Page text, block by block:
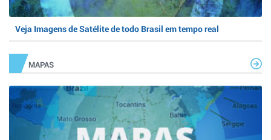
Veja Imagens de Satélite de todo Brasil em tempo real
MAPAS